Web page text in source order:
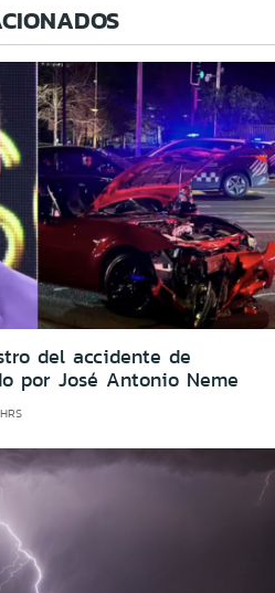
del accidente de
por José Antonio Neme